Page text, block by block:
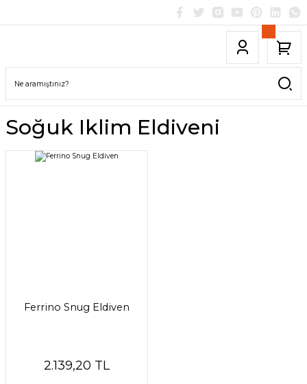
Soğuk Iklim Eldiveni
Ferrino Snug Eldiven
2.139,20 TL